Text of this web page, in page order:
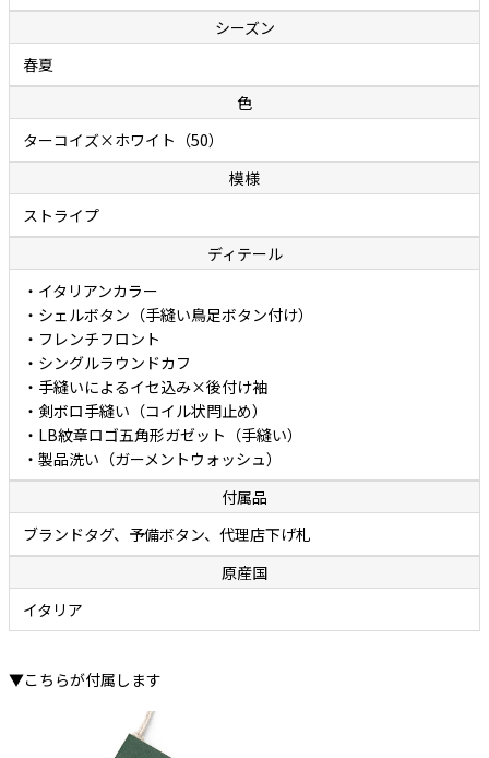
厳選されたリネンとコットンの二者混素材を原料にした細番手糸を負
荷がかからないように低速で織り上げたポプリンは、涼しげな風合い
とさらっとした爽やかな肌触りを合わせ持ち、汗でベトつきにくく
（生地が肌に張り付きにくく）夏でも快適に着用できることが特徴で
す。さりげない節（ふし）のある涼しげな表情ですが、実際にはリネ
ンの混率は約半分なので、リネン100%に比べて深いシワが入りにくく
扱いやすいこともポイントです。爽やかさの中にも優しさが感じられ
る、リネンとコットン両者の持ち味がよく表れた秀逸ファブリックで
ボレッリのカジュアルシャツには、洗い（ウォッシュ）が施されてい
ます。洗いを施すことで生地のコシが程よく抜け、独特なやわらかさ
と肌に馴染むタッチが生み出されています。面倒なアイロン掛けは不
要。洗いざらしでカッコよく着ていただけます。
シーズン
春夏
色
ターコイズ×ホワイト（50）
模様
ストライプ
ディテール
・イタリアンカラー
・シェルボタン（手縫い鳥足ボタン付け）
・フレンチフロント
・シングルラウンドカフ
・手縫いによるイセ込み×後付け袖
・剣ボロ手縫い（コイル状閂止め）
・LB紋章ロゴ五角形ガゼット（手縫い）
・製品洗い（ガーメントウォッシュ）
付属品
ブランドタグ、予備ボタン、代理店下げ札
原産国
イタリア
▼こちらが付属します